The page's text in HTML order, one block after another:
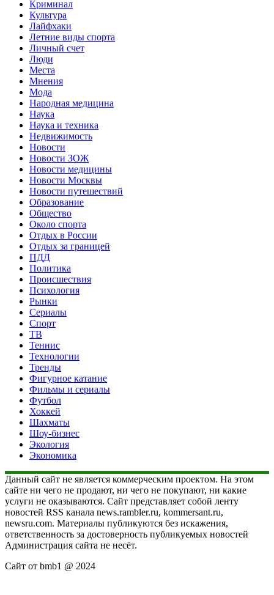
Криминал
Культура
Лайфхаки
Летние виды спорта
Личный счет
Люди
Места
Мнения
Мода
Народная медицина
Наука
Наука и техника
Недвижимость
Новости
Новости ЗОЖ
Новости медицины
Новости Москвы
Новости путешествий
Образование
Общество
Около спорта
Отдых в России
Отдых за границей
ПДД
Политика
Происшествия
Психология
Рынки
Сериалы
Спорт
ТВ
Теннис
Технологии
Тренды
Фигурное катание
Фильмы и сериалы
Футбол
Хоккей
Шахматы
Шоу-бизнес
Экология
Экономика
Данный сайт не является коммерческим проектом. На этом
сайте ни чего не продают, ни чего не покупают, ни какие
услуги не оказываются. Сайт представляет собой ленту
новостей RSS канала news.rambler.ru, kommersant.ru,
newsru.com. Материалы публикуются без искажения,
ответственность за достоверность публикуемых новостей
Администрация сайта не несёт.
Сайт от bmb1 @ 2024